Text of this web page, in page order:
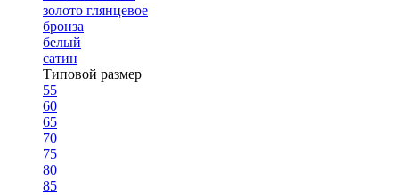
золото глянцевое
бронза
белый
сатин
Типовой размер
55
60
65
70
75
80
85